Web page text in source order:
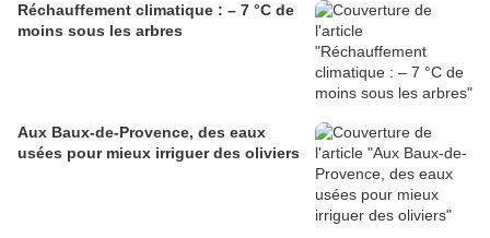
Réchauffement climatique : – 7 °C de
moins sous les arbres
Aux Baux-de-Provence, des eaux
usées pour mieux irriguer des oliviers